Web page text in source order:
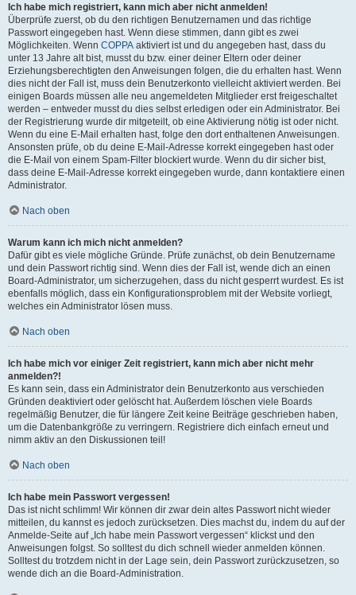
Ich habe mich registriert, kann mich aber nicht anmelden!
Überprüfe zuerst, ob du den richtigen Benutzernamen und das richtige
Passwort eingegeben hast. Wenn diese stimmen, dann gibt es zwei
Möglichkeiten. Wenn COPPA aktiviert ist und du angegeben hast, dass du
unter 13 Jahre alt bist, musst du bzw. einer deiner Eltern oder deiner
Erziehungsberechtigten den Anweisungen folgen, die du erhalten hast. Wenn
dies nicht der Fall ist, muss dein Benutzerkonto vielleicht aktiviert werden. Bei
einigen Boards müssen alle neu angemeldeten Mitglieder erst freigeschaltet
werden – entweder musst du dies selbst erledigen oder ein Administrator. Bei
der Registrierung wurde dir mitgeteilt, ob eine Aktivierung nötig ist oder nicht.
Wenn du eine E-Mail erhalten hast, folge den dort enthaltenen Anweisungen.
Ansonsten prüfe, ob du deine E-Mail-Adresse korrekt eingegeben hast oder
die E-Mail von einem Spam-Filter blockiert wurde. Wenn du dir sicher bist,
dass deine E-Mail-Adresse korrekt eingegeben wurde, dann kontaktiere einen
Administrator.
Nach oben
Warum kann ich mich nicht anmelden?
Dafür gibt es viele mögliche Gründe. Prüfe zunächst, ob dein Benutzername
und dein Passwort richtig sind. Wenn dies der Fall ist, wende dich an einen
Board-Administrator, um sicherzugehen, dass du nicht gesperrt wurdest. Es ist
ebenfalls möglich, dass ein Konfigurationsproblem mit der Website vorliegt,
welches ein Administrator lösen muss.
Nach oben
Ich habe mich vor einiger Zeit registriert, kann mich aber nicht mehr
anmelden?!
Es kann sein, dass ein Administrator dein Benutzerkonto aus verschieden
Gründen deaktiviert oder gelöscht hat. Außerdem löschen viele Boards
regelmäßig Benutzer, die für längere Zeit keine Beiträge geschrieben haben,
um die Datenbankgröße zu verringern. Registriere dich einfach erneut und
nimm aktiv an den Diskussionen teil!
Nach oben
Ich habe mein Passwort vergessen!
Das ist nicht schlimm! Wir können dir zwar dein altes Passwort nicht wieder
mitteilen, du kannst es jedoch zurücksetzen. Dies machst du, indem du auf der
Anmelde-Seite auf „Ich habe mein Passwort vergessen“ klickst und den
Anweisungen folgst. So solltest du dich schnell wieder anmelden können.
Solltest du trotzdem nicht in der Lage sein, dein Passwort zurückzusetzen, so
wende dich an die Board-Administration.